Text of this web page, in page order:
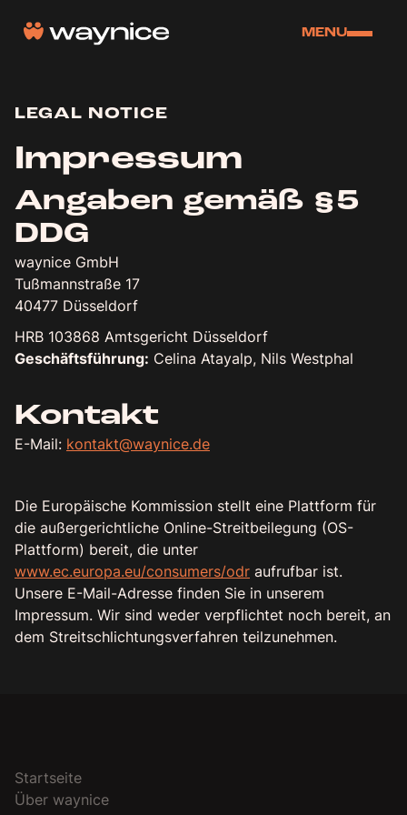
MENU
LEGAL NOTICE
Impressum
Angaben gemäß §5
DDG
waynice GmbH
Tußmannstraße 17
40477 Düsseldorf
HRB 103868 Amtsgericht Düsseldorf
Geschäftsführung: Celina Atayalp, Nils Westphal
Kontakt
E-Mail: kontakt@waynice.de
Die Europäische Kommission stellt eine Plattform für
die außergerichtliche Online-Streitbeilegung (OS-
Plattform) bereit, die unter
www.ec.europa.eu/consumers/odr aufrufbar ist.
Unsere E-Mail-Adresse finden Sie in unserem
Impressum. Wir sind weder verpflichtet noch bereit, an
dem Streitschlichtungsverfahren teilzunehmen.
Startseite
Über waynice